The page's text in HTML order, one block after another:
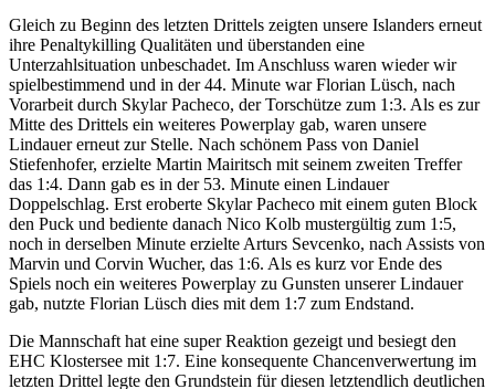
Gleich zu Beginn des letzten Drittels zeigten unsere Islanders erneut
ihre Penaltykilling Qualitäten und überstanden eine
Unterzahlsituation unbeschadet. Im Anschluss waren wieder wir
spielbestimmend und in der 44. Minute war Florian Lüsch, nach
Vorarbeit durch Skylar Pacheco, der Torschütze zum 1:3. Als es zur
Mitte des Drittels ein weiteres Powerplay gab, waren unsere
Lindauer erneut zur Stelle. Nach schönem Pass von Daniel
Stiefenhofer, erzielte Martin Mairitsch mit seinem zweiten Treffer
das 1:4. Dann gab es in der 53. Minute einen Lindauer
Doppelschlag. Erst eroberte Skylar Pacheco mit einem guten Block
den Puck und bediente danach Nico Kolb mustergültig zum 1:5,
noch in derselben Minute erzielte Arturs Sevcenko, nach Assists von
Marvin und Corvin Wucher, das 1:6. Als es kurz vor Ende des
Spiels noch ein weiteres Powerplay zu Gunsten unserer Lindauer
gab, nutzte Florian Lüsch dies mit dem 1:7 zum Endstand.
Die Mannschaft hat eine super Reaktion gezeigt und besiegt den
EHC Klostersee mit 1:7. Eine konsequente Chancenverwertung im
letzten Drittel legte den Grundstein für diesen letztendlich deutlichen